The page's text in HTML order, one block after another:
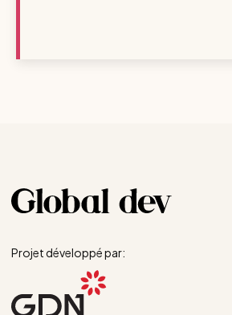
Projet développé par: